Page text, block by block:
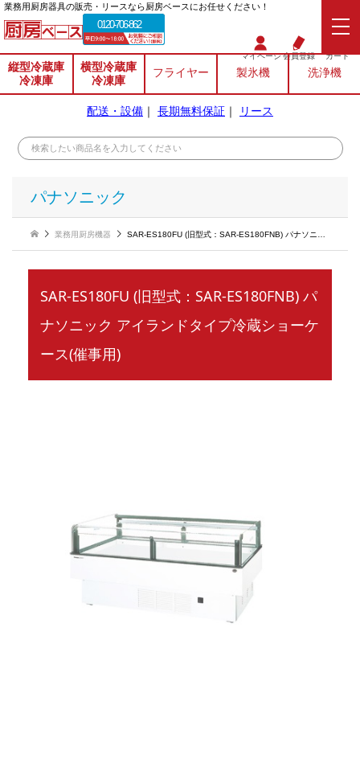
業務⽤厨房器具の販売・リースなら厨房ベースにお任せください！
0120-706-862
マイページ会員登録 カート
縦型冷蔵庫
冷凍庫
横型冷蔵庫
冷凍庫
フライヤー 製氷機 洗浄機
配送・設備 ｜ 長期無料保証 ｜ リース
パナソニック
業務用厨房機器 SAR-ES180FU (旧型式：SAR-ES180FNB) パナソニック アイランドタイプ冷蔵ショーケース(催事用)
SAR-ES180FU (旧型式：SAR-ES180FNB) パ
ナソニック アイランドタイプ冷蔵ショーケ
ース(催事用)